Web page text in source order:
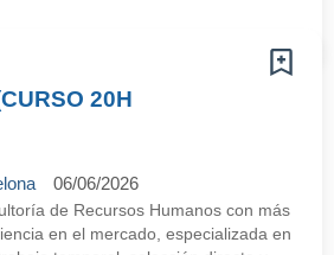
20H
06/06/2026
de Recursos Humanos con más
en el mercado, especializada en